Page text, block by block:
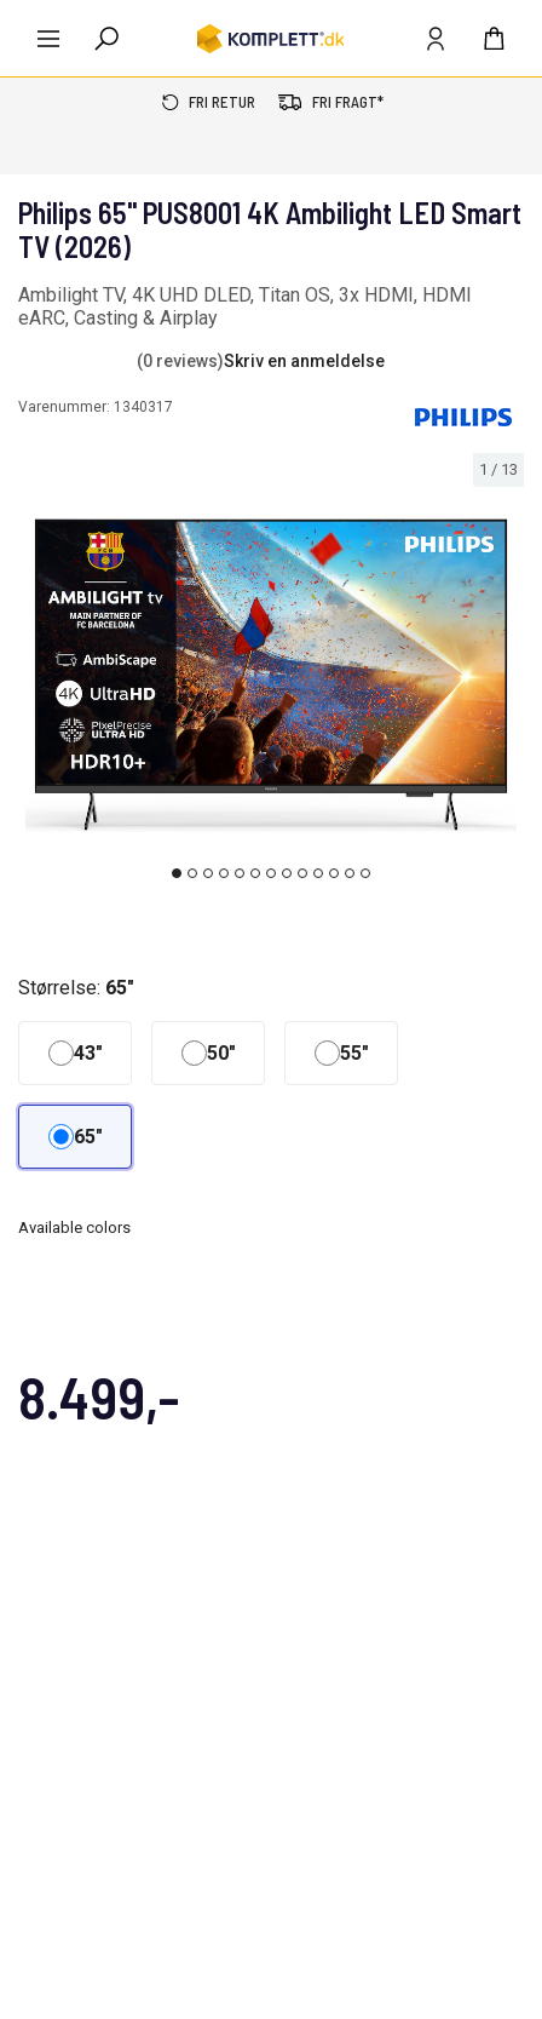
FRI RETUR FRI FRAGT*
1 / 13
Philips 65'' PUS8001 4K Ambilight LED Smart
TV (2026)
Ambilight TV, 4K UHD DLED, Titan OS, 3x HDMI, HDMI
eARC, Casting & Airplay
(0 reviews)Skriv en anmeldelse
Varenummer: 1340317
8.499,-
Størrelse: 65"
43" 50" 55"
65"
Available colors